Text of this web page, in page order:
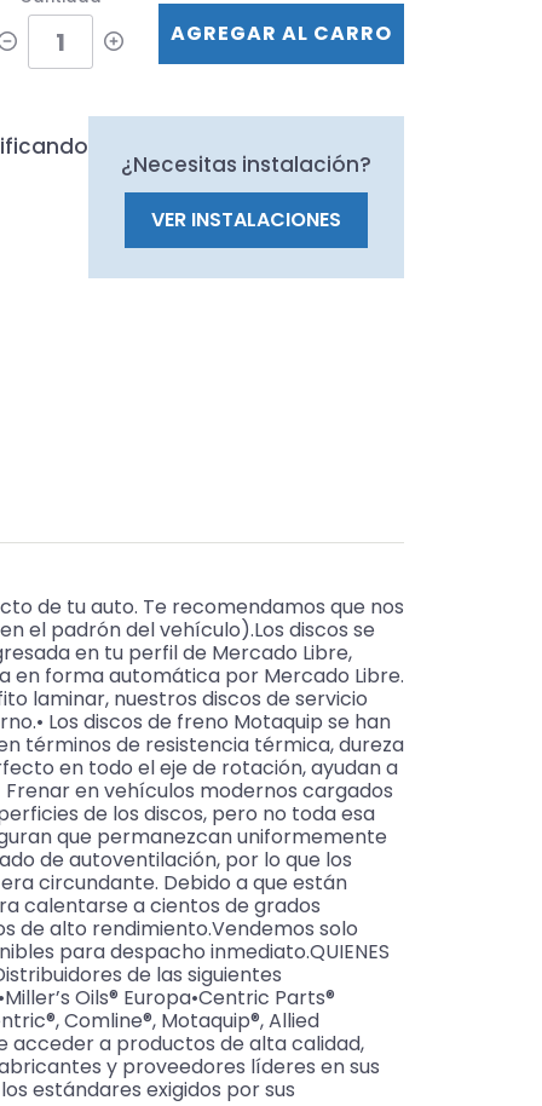
AGREGAR AL CARRO
¿Necesitas instalación?
VER INSTALACIONES
de tu auto. Te recomendamos que nos
el padrón del vehículo).Los discos se
en tu perfil de Mercado Libre,
en forma automática por Mercado Libre.
laminar, nuestros discos de servicio
Los discos de freno Motaquip se han
términos de resistencia térmica, dureza
en todo el eje de rotación, ayudan a
en vehículos modernos cargados
de los discos, pero no toda esa
que permanezcan uniformemente
de autoventilación, por lo que los
circundante. Debido a que están
calentarse a cientos de grados
de alto rendimiento.Vendemos solo
para despacho inmediato.QUIENES
de las siguientes
Oils® Europa•Centric Parts®
Comline®, Motaquip®, Allied
acceder a productos de alta calidad,
y proveedores líderes en sus
estándares exigidos por sus